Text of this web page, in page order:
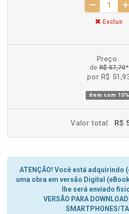
Excluir
Preço:
deR$ 57,70*
por R$
item com 10%
Valor total: R$
ATENÇÃO! Você está adquirindo
uma obra em versão Digital
lhe será enviado
VERSÃO PARA
SMARTPHONES/